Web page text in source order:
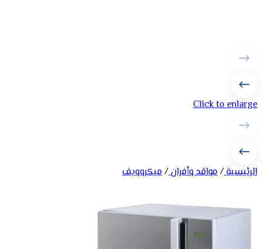
Click to enlarge
الرئيسية/مواقد وأفران/ميكروويف